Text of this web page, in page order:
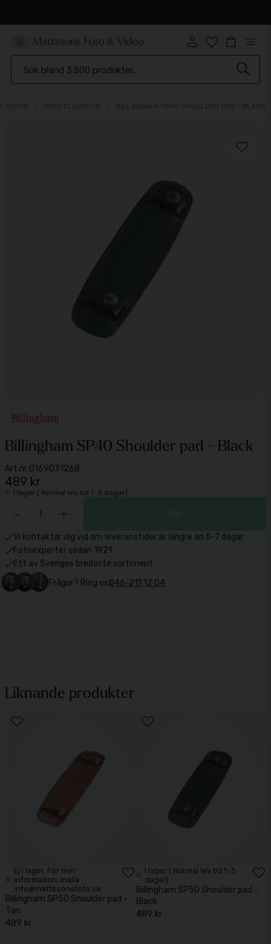
Billingham SP40 Shoulder pad - Black
Art.nr:0169031268
489 kr
I lager ( Normal lev.tid 1-3 dagar)
- +
Vi kontaktar dig vid om leveranstider är längre än 5-7 dagar
Fotoexperter sedan 1921
Ett av Sveriges bredaste sortiment
Frågor? Ring oss046-211 12 04
Liknande produkter
Ej i lager. För mer
information, maila
info@mattssonsfoto.se
Billingham SP50 Shoulder pad -
Tan
489 kr
I lager ( Normal lev.tid 1-3
dagar)
Billingham SP50 Shoulder pad -
Black
489 kr